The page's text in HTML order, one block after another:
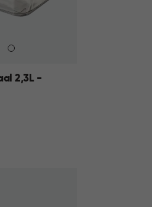
2,3L -